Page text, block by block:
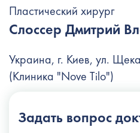
Пластический хирург
Слоссер Дмитрий
Украина, г. Киев, ул.
(Клиника "Nove Tilo")
+38 (066) 122-6-111
Задать вопрос